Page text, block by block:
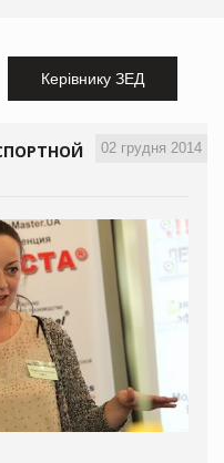
Керівнику ЗЕД
02 грудня 2014